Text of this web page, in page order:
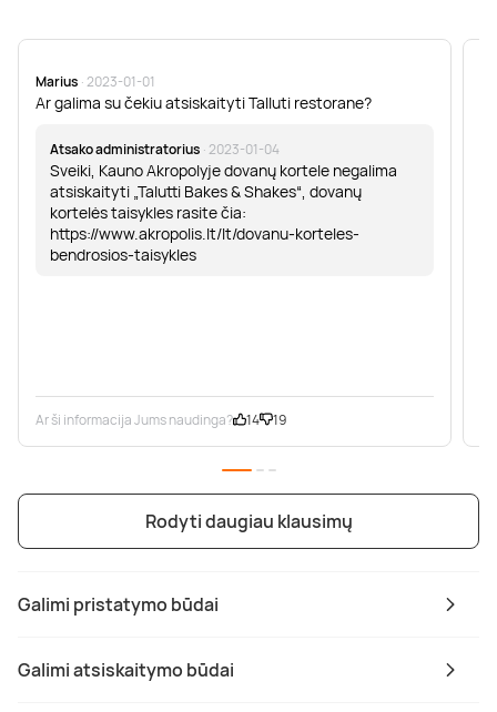
Galimi pristatymo būdai
Galimi atsiskaitymo būdai
Marius · 2023-01-01
Ar galima su čekiu atsiskaityti Talluti restorane?
Atsako administratorius · 2023-01-04
Sveiki, Kauno Akropolyje dovanų kortele negalima
atsiskaityti „Talutti Bakes & Shakes“, dovanų
kortelės taisykles rasite čia:
https://www.akropolis.lt/lt/dovanu-korteles-
bendrosios-taisykles
Ar ši informacija Jums naudinga? 14 19
Rodyti daugiau klausimų